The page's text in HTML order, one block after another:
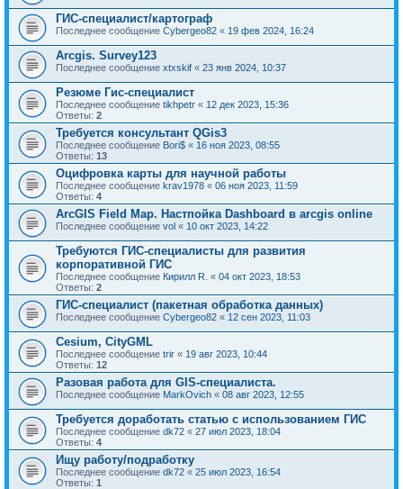
ГИС-специалист/картограф
Последнее сообщение Cybergeo82 « 19 фев 2024, 16:24
Arcgis. Survey123
Последнее сообщение xtxskif « 23 янв 2024, 10:37
Резюме Гис-специалист
Последнее сообщение tikhpetr « 12 дек 2023, 15:36
Ответы: 2
Требуется консультант QGis3
Последнее сообщение Bori$ « 16 ноя 2023, 08:55
Ответы: 13
Оцифровка карты для научной работы
Последнее сообщение krav1978 « 06 ноя 2023, 11:59
Ответы: 4
ArcGIS Field Map. Настпойка Dashboard в arcgis online
Последнее сообщение vol « 10 окт 2023, 14:22
Требуются ГИС-специалисты для развития
корпоративной ГИС
Последнее сообщение Кирилл R. « 04 окт 2023, 18:53
Ответы: 2
ГИС-специалист (пакетная обработка данных)
Последнее сообщение Cybergeo82 « 12 сен 2023, 11:03
Cesium, CityGML
Последнее сообщение trir « 19 авг 2023, 10:44
Ответы: 12
Разовая работа для GIS-специалиста.
Последнее сообщение MarkOvich « 08 авг 2023, 12:55
Требуется доработать статью с использованием ГИС
Последнее сообщение dk72 « 27 июл 2023, 18:04
Ответы: 4
Ищу работу/подработку
Последнее сообщение dk72 « 25 июл 2023, 16:54
Ответы: 1